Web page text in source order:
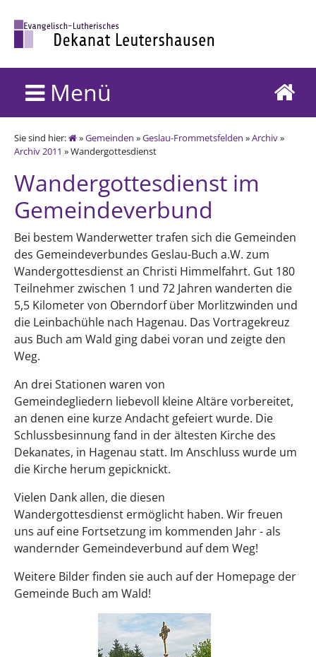
Menü
Sie sind hier: »Gemeinden »Geslau-Frommetsfelden »Archiv»
Archiv 2011 » Wandergottesdienst
Wandergottesdienst im
Gemeindeverbund
Bei bestem Wanderwetter trafen sich die Gemeinden
des Gemeindeverbundes Geslau-Buch a.W. zum
Wandergottesdienst an Christi Himmelfahrt. Gut 180
Teilnehmer zwischen 1 und 72 Jahren wanderten die
5,5 Kilometer von Oberndorf über Morlitzwinden und
die Leinbachühle nach Hagenau. Das Vortragekreuz
aus Buch am Wald ging dabei voran und zeigte den
Weg.
An drei Stationen waren von
Gemeindegliedern liebevoll kleine Altäre vorbereitet,
an denen eine kurze Andacht gefeiert wurde. Die
Schlussbesinnung fand in der ältesten Kirche des
Dekanates, in Hagenau statt. Im Anschluss wurde um
die Kirche herum gepicknickt.
Vielen Dank allen, die diesen
Wandergottesdienst ermöglicht haben. Wir freuen
uns auf eine Fortsetzung im kommenden Jahr - als
wandernder Gemeindeverbund auf dem Weg!
Weitere Bilder finden sie auch auf der Homepage der
Gemeinde Buch am Wald!